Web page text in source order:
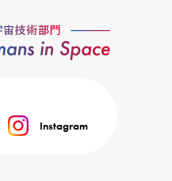
Instagram